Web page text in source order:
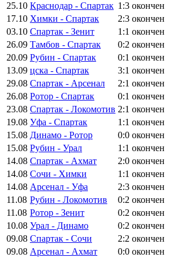
25.10 Краснодар - Спартак 1:3 окончен
17.10 Химки - Спартак 2:3 окончен
03.10 Спартак - Зенит 1:1 окончен
26.09 Тамбов - Спартак 0:2 окончен
20.09 Рубин - Спартак 0:1 окончен
13.09 цска - Спартак 3:1 окончен
29.08 Спартак - Арсенал 2:1 окончен
26.08 Ротор - Спартак 0:1 окончен
23.08 Спартак - Локомотив 2:1 окончен
19.08 Уфа - Спартак 1:1 окончен
15.08 Динамо - Ротор 0:0 окончен
15.08 Рубин - Урал 1:1 окончен
14.08 Спартак - Ахмат 2:0 окончен
14.08 Сочи - Химки 1:1 окончен
14.08 Арсенал - Уфа 2:3 окончен
11.08 Рубин - Локомотив 0:2 окончен
11.08 Ротор - Зенит 0:2 окончен
10.08 Урал - Динамо 0:2 окончен
09.08 Спартак - Сочи 2:2 окончен
09.08 Арсенал - Ахмат 0:0 окончен